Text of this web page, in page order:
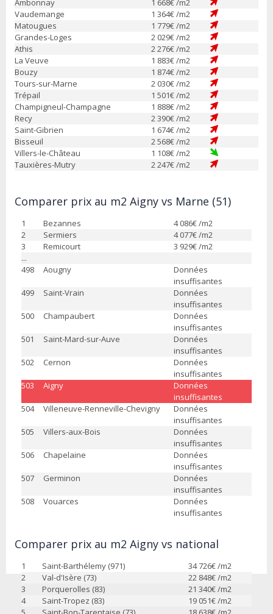
Vaudemange
1 364€ /m2
Matougues
1 779€ /m2
Grandes-Loges
2 029€ /m2
Athis
2 276€ /m2
La Veuve
1 883€ /m2
Bouzy
1 874€ /m2
Tours-sur-Marne
2 030€ /m2
Trépail
1 501€ /m2
Champigneul-Champagne
1 888€ /m2
Recy
2 390€ /m2
Saint-Gibrien
1 674€ /m2
Bisseuil
2 568€ /m2
Villers-le-Château
1 108€ /m2
Tauxières-Mutry
2 247€ /m2
Comparer prix au m2 Aigny vs Marne (51)
1 Bezannes 4 086€ /m2
2
Sermiers 4 077€ /m2
3
Remicourt 3 929€ /m2
...
498
Aougny
Données
insuffisantes
499
Saint-Vrain
Données
insuffisantes
500
Champaubert
Données
insuffisantes
501
Saint-Mard-sur-Auve
Données
insuffisantes
502
Cernon
Données
insuffisantes
503
Aigny
Données
insuffisantes
504
Villeneuve-Renneville-Chevigny
Données
insuffisantes
505
Villers-aux-Bois
Données
insuffisantes
506
Chapelaine
Données
insuffisantes
507
Germinon
Données
insuffisantes
508
Vouarces
Données
insuffisantes
Comparer prix au m2 Aigny vs national
1 Saint-Barthélemy (971) 34 726€ /m2
2
Val-d'Isère (73) 22 848€ /m2
3
Porquerolles (83) 21 340€ /m2
4
Saint-Tropez (83) 19 051€ /m2